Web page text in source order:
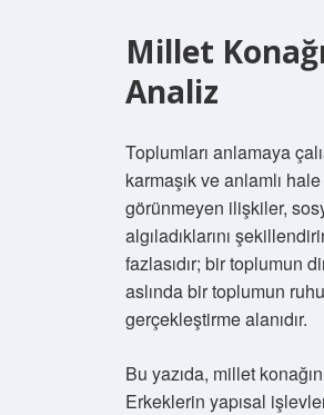
Millet
Analiz
Toplumları anlamaya
karmaşık ve anlamlı
görünmeyen ilişkiler,
algıladıklarını
fazlasıdır; bir toplumun
aslında bir toplumun
gerçekleştirme alanıdır.
Bu yazıda, millet
Erkeklerin yapısal